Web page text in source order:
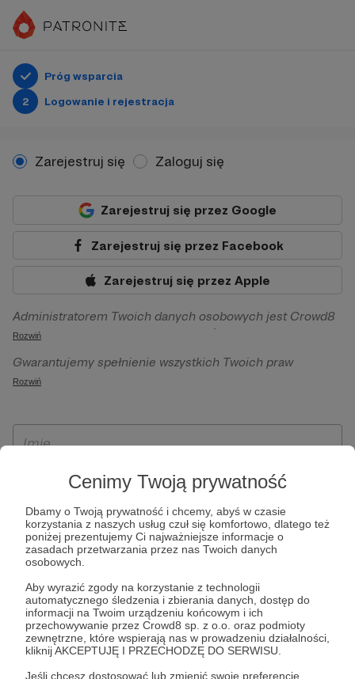
Cenimy Twoją prywatność
Dbamy o Twoją prywatność i chcemy, abyś w czasie
korzystania z naszych usług czuł się komfortowo, dlatego też
poniżej prezentujemy Ci najważniejsze informacje o
zasadach przetwarzania przez nas Twoich danych
osobowych.
Aby wyrazić zgody na korzystanie z technologii
automatycznego śledzenia i zbierania danych, dostęp do
informacji na Twoim urządzeniu końcowym i ich
przechowywanie przez Crowd8 sp. z o.o. oraz podmioty
zewnętrzne, które wspierają nas w prowadzeniu działalności,
kliknij AKCEPTUJĘ I PRZECHODZĘ DO SERWISU.
Jeśli chcesz dostosować lub zmienić swoje preferencje
Próg wsparcia
2
Logowanie i rejestracja
Zarejestruj się Zaloguj się
Zarejestruj się przez Google
Zarejestruj się przez Facebook
Zarejestruj się przez Apple
Administratorem Twoich danych osobowych jest Crowd8
sp. z o.o. z siedziba w Warszawie, ul. Żwirki i Wigury 16, 02-
092 Warszawa. Twoje dane osobowe będą przetwarzane w
szczególności w celu wykonania umowy zawartej z Tobą, w
Patronite.pl, w tym możliwości dokonywania oraz
otrzymywania wsparcia na naszej platformie oraz
Rozwiń
Gwarantujemy spełnienie wszystkich Twoich praw
wynikających z ogólnego rozporządzenia o ochronie
ich przenoszenia, niepodlegania zautomatyzowanemu
wyrażenia sprzeciwu wobec przetwarzania Twoich danych
osobowych. Rejestracja dla osób niepełnoletnich możliwa
jest po przekazaniu podpisanego formularza "Zgodna na
założenie konta przez osobę niepełnoletnią", formularz
dostępny jest na stronie regulaminu Patronite.pl.
Rozwiń